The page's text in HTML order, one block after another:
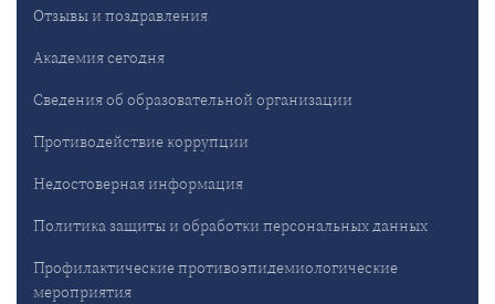
Отзывы и поздравления
Академия сегодня
Сведения об образовательной организации
Противодействие коррупции
Недостоверная информация
Политика защиты и обработки персональных данных
Профилактические противоэпидемиологические
мероприятия